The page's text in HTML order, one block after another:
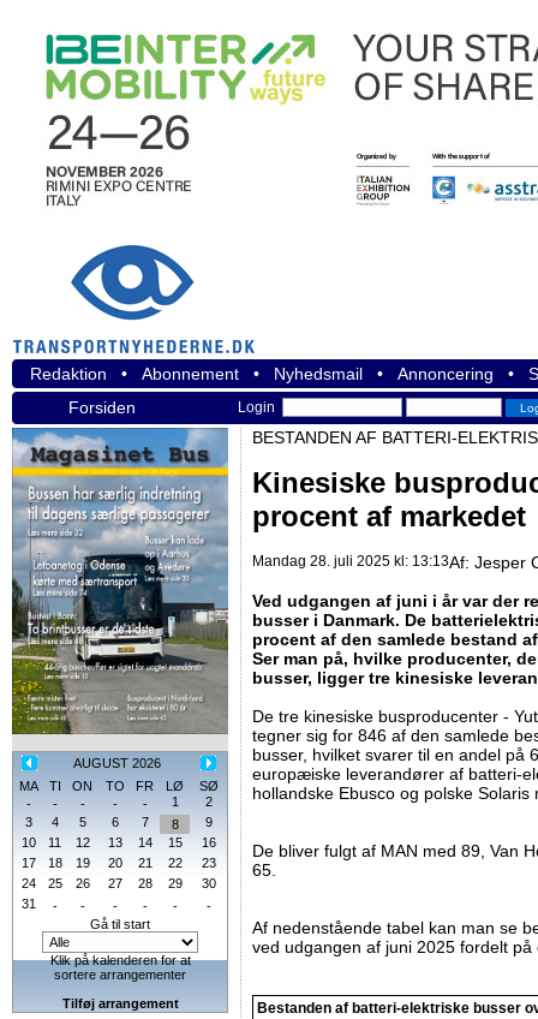
Redaktion • Abonnement • Nyhedsmail • Annoncering •
Forsiden
Login
AUGUST 2026
MA
TI ON TO FR LØ
SØ
-
- - - - 1
2
3
4 5 6 7 8
9
10
11 12 13 14 15
16
17
18 19 20 21 22
23
24
25 26 27 28 29
30
31
- - - - -
-
Gå til start
Klik på kalenderen for at
sortere arrangementer
Tilføj arrangement
BESTANDEN AF BATTERI-
Kinesiske
procent af markedet
Mandag 28. juli 2025 kl: 13:13Af: Jesper
Ved udgangen af juni i år var der
busser i Danmark. De
procent af den samlede bestand
Ser man på, hvilke producenter,
busser, ligger tre kinesiske
De tre kinesiske busproducenter -
tegner sig for 846 af den samlede
busser, hvilket svarer til en andel på
europæiske leverandører af batteri-
hollandske Ebusco og polske
De bliver fulgt af MAN med 89, Van
65.
Af nedenstående tabel kan man se
ved udgangen af juni 2025 fordelt
Bestanden af batteri-elektriske busser